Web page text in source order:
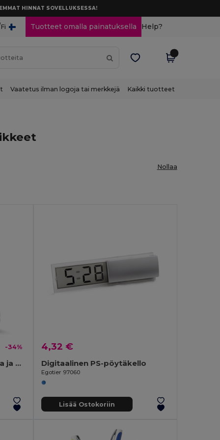
HINNAT SOVELLUKSESSA!
Fi Tuotteet omalla painatuksella Help?
Vaatetus ilman logoja tai merkkejä Kaikki tuotteet
Nollaa
-34%
SKY Sininen LCD Sääasema ja Herätyskello
4,32 €
Digitaalinen PS-pöytäkello
Egotier 97060
Lisää Ostokoriin